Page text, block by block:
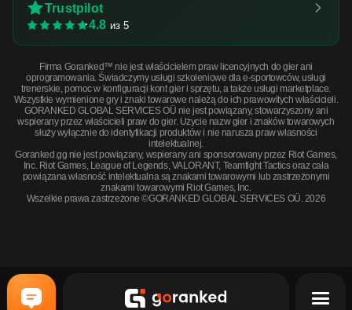
Trustpilot
4.8 из 5
Firma Goranked™ nie jest właścicielem praw licencyjnych do gier ani
oprogramowania. Świadczymy usługi szkoleniowe dla e-sportowców, usługi
trenerskie, pomoc w konfiguracji kont gier i sprzętu, a także usługi marketplace.
Wszystkie wymienione gry i znaki towarowe należą do ich prawowitych właścicieli.
GORANKED GLOBAL SERVICES OÜ nie jest powiązany, stowarzyszony ani
wspierany przez właścicieli praw do gier. Użycie nazw gier i znaków towarowych
służy wyłącznie do identyfikacji produktów i nie narusza praw własności
intelektualnej.
Goranked.gg nie jest powiązany, wspierany ani sponsorowany przez Riot Games,
Inc. Riot Games, League of Legends, VALORANT, Teamfight Tactics oraz cała
powiązana własność intelektualna są znakami towarowymi lub zastrzeżonymi
znakami towarowymi Riot Games, Inc.
Wszelkie prawa zastrzeżone ©GORANKED GLOBAL SERVICES OÜ. 2026